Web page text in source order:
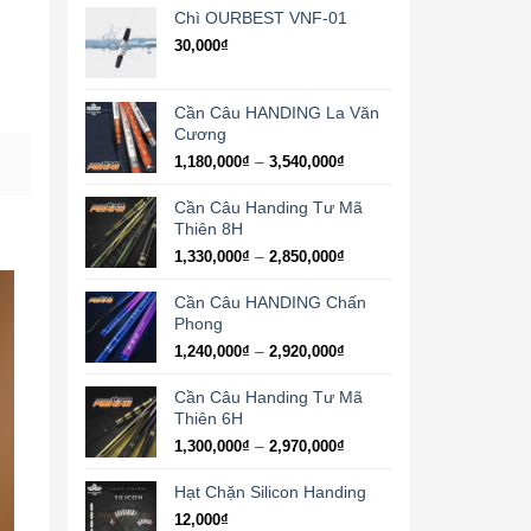
từ
Chì OURBEST VNF-01
30,000₫
Cần Câu HANDING La Văn
Cương
1,180,000₫ – 3,540,000₫Khoảng
từ
3,540,000₫
Cần Câu Handing Tư Mã
Thiên 8H
1,330,000₫ – 2,850,000₫Khoảng
từ
2,850,000₫
Cần Câu HANDING Chấn
Phong
1,240,000₫ – 2,920,000₫Khoảng
từ
2,920,000₫
Cần Câu Handing Tư Mã
Thiên 6H
1,300,000₫ – 2,970,000₫Khoảng
từ
Hạt Chặn Silicon Handing
12,000₫